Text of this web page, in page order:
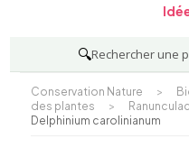
🔍Rechercher une
Conservation Nature >
des plantes
>
Delphinium carolinianum